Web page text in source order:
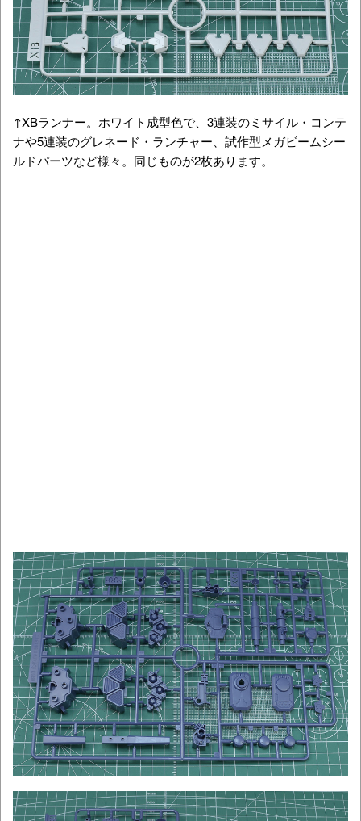
↑XBランナー。ホワイト成型色で、3連装のミサイル・コンテ
ナや5連装のグレネード・ランチャー、試作型メガビームシー
ルドパーツなど様々。同じものが2枚あります。